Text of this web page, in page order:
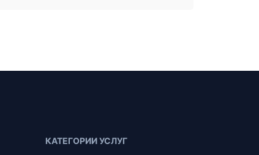
КАТЕГОРИИ УСЛУГ